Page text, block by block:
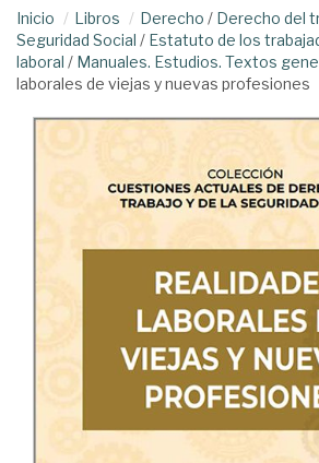
Inicio Libros Derecho / Derecho del
Seguridad Social / Estatuto de los
laboral / Manuales. Estudios. Textos
laborales de viejas y nuevas profesiones